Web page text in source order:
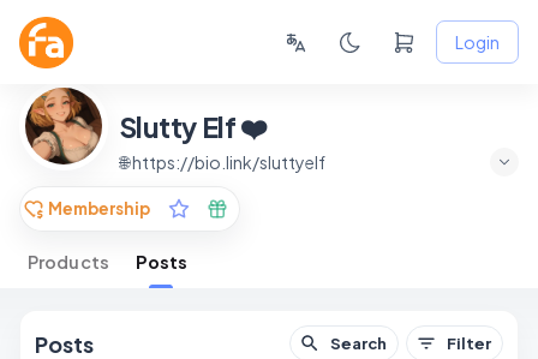
Login
Slutty Elf ❤️
🌐 https://bio.link/sluttyelf
Membership
Products Posts
Posts Search Filter